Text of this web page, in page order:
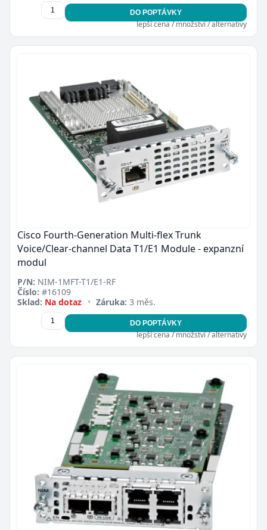
DO POPTÁVKY
lepší cena / množství / alternativy
Cisco Fourth-Generation Multi-flex Trunk
Voice/Clear-channel Data T1/E1 Module - expanzní
modul
P/N: NIM-1MFT-T1/E1-RF
Číslo: #16109
Sklad: Na dotaz • Záruka: 3 měs.
DO POPTÁVKY
lepší cena / množství / alternativy